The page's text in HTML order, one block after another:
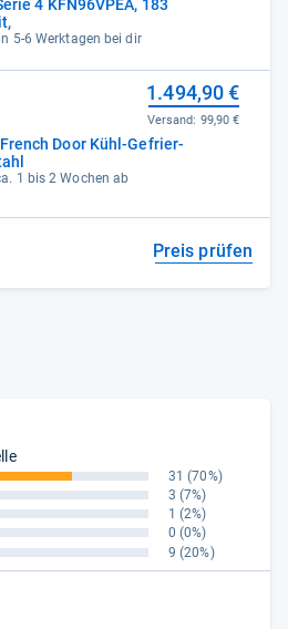
4 KFN96VPEA, 183
5-6 Werktagen bei dir
Door Kühl-Gefrier-
1 bis 2 Wochen ab
1.494,90 €
Versand: 99,90 €
Preis prüfen
31 (70%)
3 (7%)
1 (2%)
0 (0%)
9 (20%)